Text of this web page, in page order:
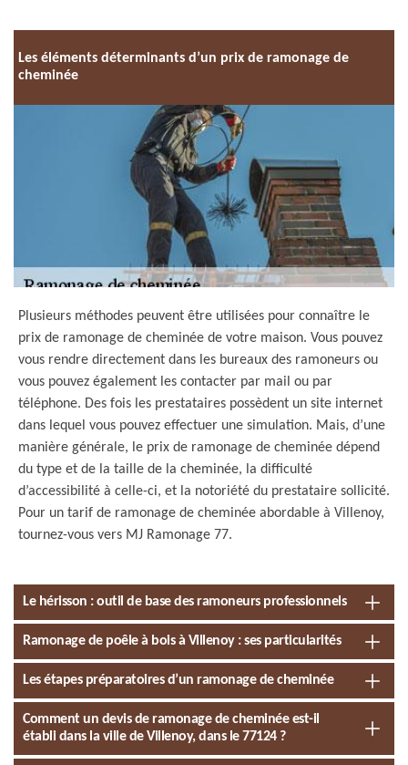
Les éléments déterminants d’un prix de ramonage de
cheminée
Plusieurs méthodes peuvent être utilisées pour connaître le
prix de ramonage de cheminée de votre maison. Vous pouvez
vous rendre directement dans les bureaux des ramoneurs ou
vous pouvez également les contacter par mail ou par
téléphone. Des fois les prestataires possèdent un site internet
dans lequel vous pouvez effectuer une simulation. Mais, d’une
manière générale, le prix de ramonage de cheminée dépend
du type et de la taille de la cheminée, la difficulté
d’accessibilité à celle-ci, et la notoriété du prestataire sollicité.
Pour un tarif de ramonage de cheminée abordable à Villenoy,
tournez-vous vers MJ Ramonage 77.
Le hérisson : outil de base des ramoneurs professionnels
Ramonage de poêle à bois à Villenoy : ses particularités
Les étapes préparatoires d’un ramonage de cheminée
Comment un devis de ramonage de cheminée est-il
établi dans la ville de Villenoy, dans le 77124 ?